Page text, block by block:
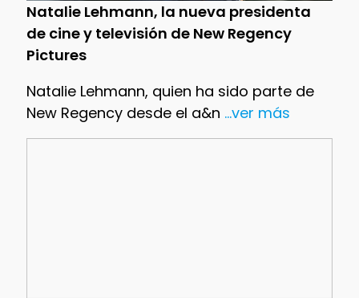
Natalie Lehmann, la nueva presidenta
de cine y televisión de New Regency
Pictures
Natalie Lehmann, quien ha sido parte de
New Regency desde el a&n ...ver más